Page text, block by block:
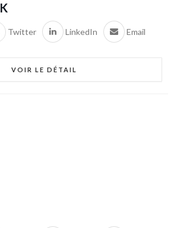
Twitter LinkedIn Email
VOIR LE DÉTAIL